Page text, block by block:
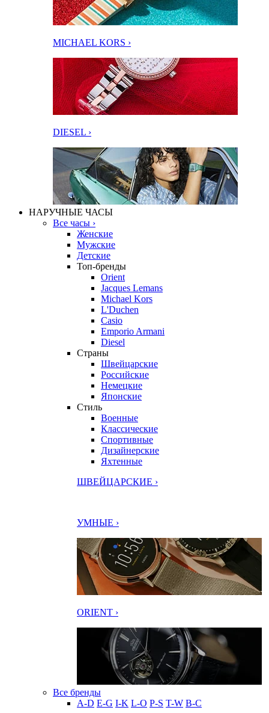
MICHAEL KORS ›
DIESEL ›
НАРУЧНЫЕ ЧАСЫ
Все часы ›
Женские
Мужские
Детские
Топ-бренды
Orient
Jacques Lemans
Michael Kors
L'Duchen
Casio
Emporio Armani
Diesel
Страны
Швейцарские
Российские
Немецкие
Японские
Стиль
Военные
Классические
Спортивные
Дизайнерские
Яхтенные
ШВЕЙЦАРСКИЕ ›
УМНЫЕ ›
ORIENT ›
Все бренды
A-D E-G I-K L-O P-S T-W В-С